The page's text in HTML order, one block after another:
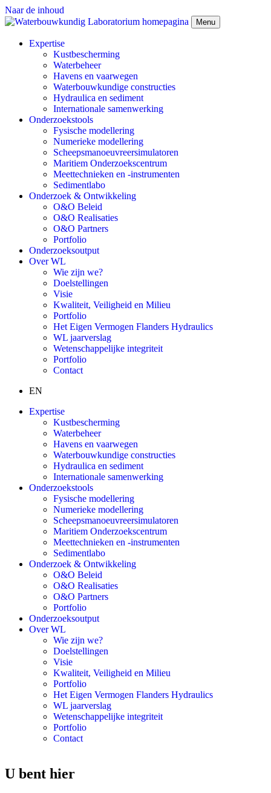
Naar de inhoud
Menu
Expertise
Kustbescherming
Waterbeheer
Havens en vaarwegen
Waterbouwkundige constructies
Hydraulica en sediment
Internationale samenwerking
Onderzoekstools
Fysische modellering
Numerieke modellering
Scheepsmanoeuvreersimulatoren
Maritiem Onderzoekscentrum
Meettechnieken en -instrumenten
Sedimentlabo
Onderzoek & Ontwikkeling
O&O Beleid
O&O Realisaties
O&O Partners
Portfolio
Onderzoeksoutput
Over WL
Wie zijn we?
Doelstellingen
Visie
Kwaliteit, Veiligheid en Milieu
Portfolio
Het Eigen Vermogen Flanders Hydraulics
WL jaarverslag
Wetenschappelijke integriteit
Portfolio
Contact
EN
Expertise
Kustbescherming
Waterbeheer
Havens en vaarwegen
Waterbouwkundige constructies
Hydraulica en sediment
Internationale samenwerking
Onderzoekstools
Fysische modellering
Numerieke modellering
Scheepsmanoeuvreersimulatoren
Maritiem Onderzoekscentrum
Meettechnieken en -instrumenten
Sedimentlabo
Onderzoek & Ontwikkeling
O&O Beleid
O&O Realisaties
O&O Partners
Portfolio
Onderzoeksoutput
Over WL
Wie zijn we?
Doelstellingen
Visie
Kwaliteit, Veiligheid en Milieu
Portfolio
Het Eigen Vermogen Flanders Hydraulics
WL jaarverslag
Wetenschappelijke integriteit
Portfolio
Contact
U bent hier